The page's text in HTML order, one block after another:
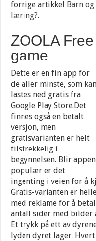
forrige artikkel
Barn
læring?.
ZOOLA
game
Dette er en fin app for
de aller minste, som kan
lastes ned gratis fra
Google Play Store.Det
finnes også en betalt
versjon, men
gratisvarianten er helt
tilstrekkelig i
begynnelsen. Blir appen
populær er det
ingenting i veien for å
Gratis-varianten er
med reklame for å
antall sider med bilder
Et trykk på ett av
lyden dyret lager.